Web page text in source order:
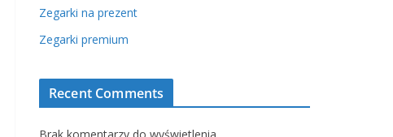
Zegarki na prezent
Zegarki premium
Recent Comments